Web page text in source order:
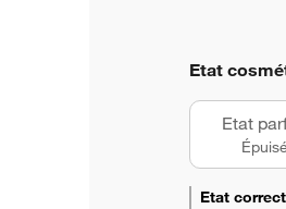
Etat
Etat
Épuisé
Etat correct